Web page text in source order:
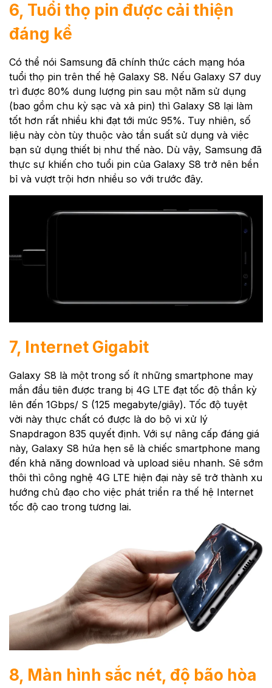
6, Tuổi thọ pin được cải thiện
đáng kể
Có thể nói Samsung đã chính thức cách mạng hóa
tuổi thọ pin trên thế hệ Galaxy S8. Nếu Galaxy S7 duy
trì được 80% dung lượng pin sau một năm sử dụng
(bao gồm chu kỳ sạc và xả pin) thì Galaxy S8 lại làm
tốt hơn rất nhiều khi đạt tới mức 95%. Tuy nhiên, số
liệu này còn tùy thuộc vào tần suất sử dụng và việc
bạn sử dụng thiết bị như thế nào. Dù vậy, Samsung đã
thực sự khiến cho tuổi pin của Galaxy S8 trở nên bền
bỉ và vượt trội hơn nhiều so với trước đây.
7, Internet Gigabit
Galaxy S8 là một trong số ít những smartphone may
mắn đầu tiên được trang bị 4G LTE đạt tốc độ thần kỳ
lên đến 1Gbps/ S (125 megabyte/giây). Tốc độ tuyệt
vời này thực chất có được là do bộ vi xử lý
Snapdragon 835 quyết định. Với sự nâng cấp đáng giá
này, Galaxy S8 hứa hẹn sẽ là chiếc smartphone mang
đến khả năng download và upload siêu nhanh. Sẽ sớm
thôi thì công nghệ 4G LTE hiện đại này sẽ trở thành xu
hướng chủ đạo cho việc phát triển ra thế hệ Internet
tốc độ cao trong tương lai.
8, Màn hình sắc nét, độ bão hòa